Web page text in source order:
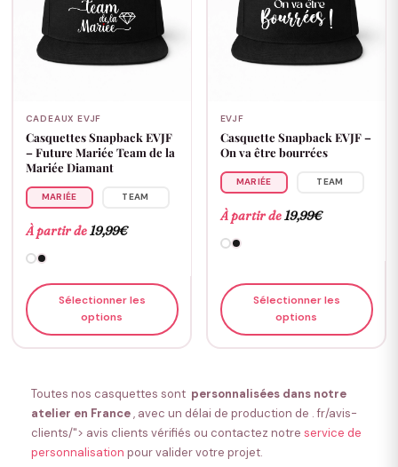
CADEAUX EVJF
Casquettes Snapback EVJF
– Future Mariée Team de la
Mariée Diamant
MARIÉE TEAM
À partir de 19,99€
Sélectionner les
options
EVJF
Casquette Snapback EVJF –
On va être bourrées
MARIÉE TEAM
À partir de 19,99€
Sélectionner les
options
Toutes nos casquettes sont personnalisées dans notre
atelier en France, avec un délai de production de . fr/avis-
clients/"> avis clients vérifiés ou contactez notre service de
personnalisation pour valider votre projet.